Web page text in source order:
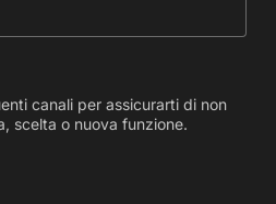
canali per assicurarti di non
scelta o nuova funzione.